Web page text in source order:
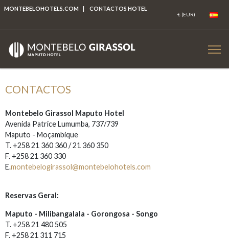
MONTEBELOHOTELS.COM | CONTACTOS HOTEL
CONTACTOS
Montebelo Girassol Maputo Hotel
Avenida Patrice Lumumba, 737/739
Maputo - Moçambique
T. +258 21 360 360 / 21 360 350
F. +258 21 360 330
E.montebelogirassol@montebelohotels.com
Reservas Geral:
Maputo - Milibangalala - Gorongosa - Songo
T. +258 21 480 505
F. +258 21 311 715